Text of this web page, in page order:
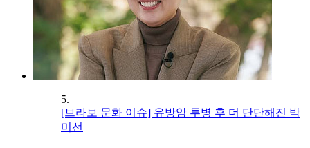
5.
[브라보 문화 이슈] 유방암 투병 후 더 단단해진 박
미선